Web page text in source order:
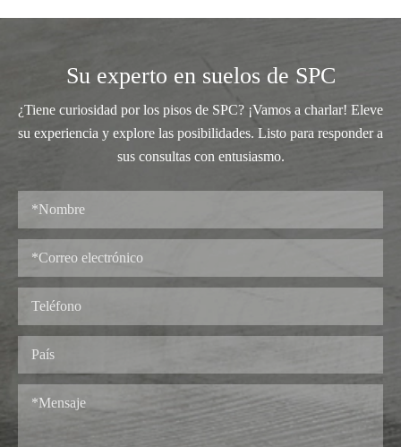
Su experto en suelos de SPC
¿Tiene curiosidad por los pisos de SPC? ¡Vamos a charlar! Eleve
su experiencia y explore las posibilidades. Listo para responder a
sus consultas con entusiasmo.